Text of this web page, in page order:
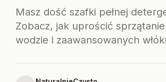
Masz dość szafki pełnej
Zobacz, jak uprościć
wodzie i zaawansowanych